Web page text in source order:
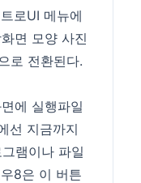
로UI 메뉴에
면 모양 사진
로 전환된다.
에 실행파일
선 지금까지
램이나 파일
8은 이 버튼